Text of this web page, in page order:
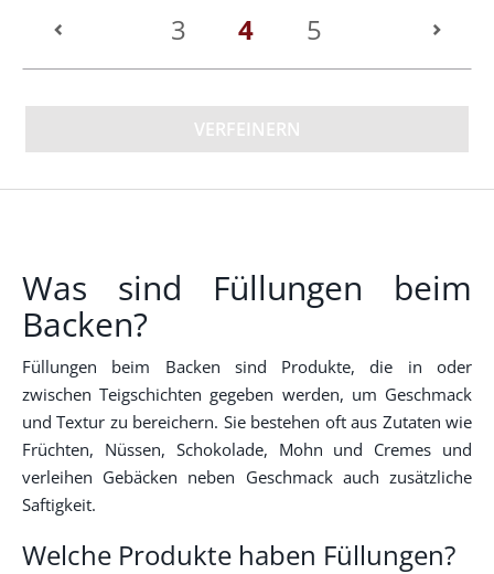
3 4(current)
5
VERFEINERN
Was sind Füllungen beim
Backen?
Füllungen beim Backen sind Produkte, die in oder
zwischen Teigschichten gegeben werden, um Geschmack
und Textur zu bereichern. Sie bestehen oft aus Zutaten wie
Früchten, Nüssen, Schokolade, Mohn und Cremes und
verleihen Gebäcken neben Geschmack auch zusätzliche
Saftigkeit.
Welche Produkte haben Füllungen?